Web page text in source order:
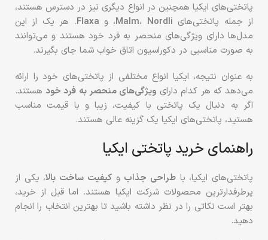
پاتختی‌های ایکیا همچنین در انواع دیگری نیز در دسترس هستند،
از جمله پاتختی‌های
Malm، Nordli ، و Flaxa. هر یک از این
مدل‌ها دارای ویژگی‌های منحصر به فرد خود هستند و می‌توانند
به صورت مناسبی در دکوراسیون اتاق خواب شما جای بگیرند.
به عنوان نتیجه، ایکیا انواع مختلفی از پاتختی‌های خود را ارائه
می‌دهد که هر کدام دارای ویژگی‌های منحصر به فرد خود هستند.
اگر به دنبال یک پاتختی با کیفیت، زیبا و با قیمت مناسب
هستید، پاتختی‌های ایکیا یک گزینه عالی هستند.
راهنمای خرید پاتختی ایکیا
پاتختی‌های ایکیا، باطراحی جذاب وکیفیت ساخت بالا، یکی از
پرطرفدارترین محصولات شرکت ایکیا هستند. اما قبل از خرید،
بهتر است نکاتی را در نظر داشته باشید تا بهترین انتخاب را انجام
دهید.